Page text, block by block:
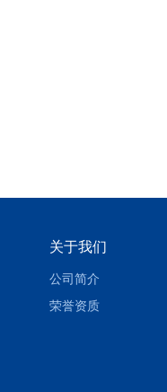
关于我们
公司简介
荣誉资质